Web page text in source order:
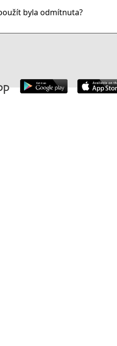
byla odmítnuta?